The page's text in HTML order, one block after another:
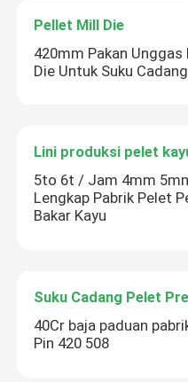
Pellet Mill Die
420mm Pakan
Die Untuk Suku
Lini produksi pelet
5to 6t / Jam 4mm
Lengkap Pabrik Pelet
Bakar Kayu
Suku Cadang Pelet
40Cr baja paduan
Pin 420 508